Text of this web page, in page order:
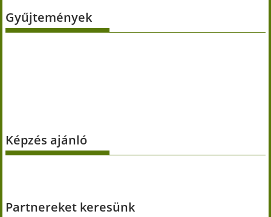
Gyűjtemények
Képzés ajánló
Partnereket keresünk